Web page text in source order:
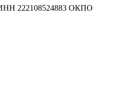
222108524883 ОКПО